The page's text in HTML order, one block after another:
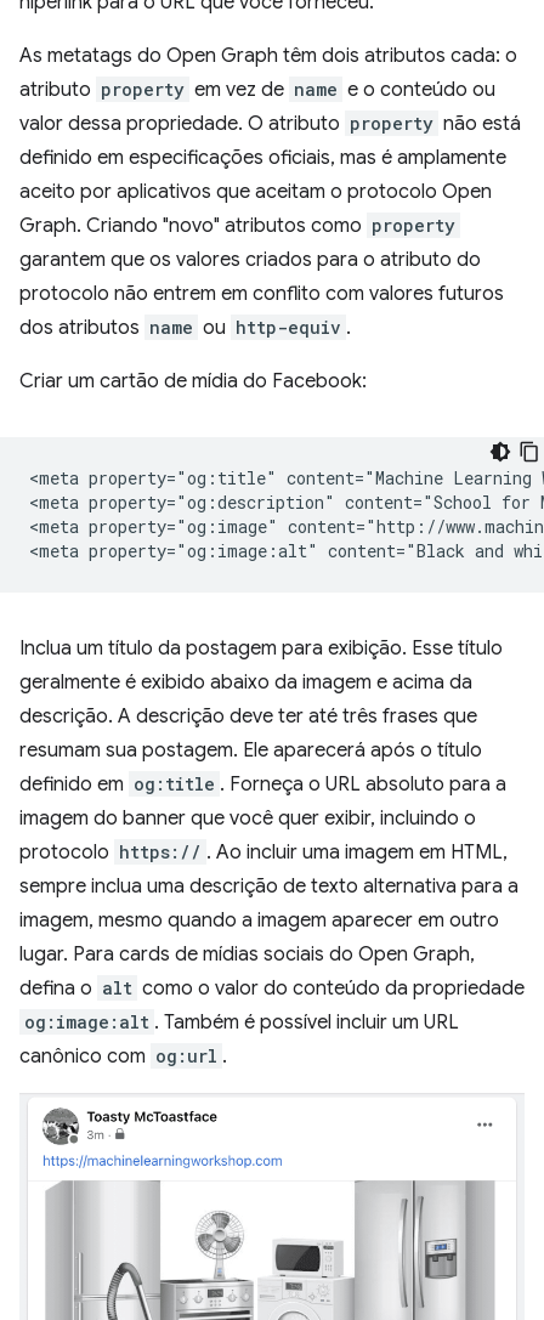
As metatags do Open Graph têm dois atributos cada: o
atributo property em vez de name e o conteúdo ou
valor dessa propriedade. O atributo property não está
definido em especificações oficiais, mas é amplamente
aceito por aplicativos que aceitam o protocolo Open
Graph. Criando "novo" atributos como property
garantem que os valores criados para o atributo do
protocolo não entrem em conflito com valores futuros
dos atributos name ou http-equiv .
Criar um cartão de mídia do Facebook:
<meta property="og:title" content="Machine Learning
<meta property="og:description" content="School for
<meta property="og:image" content="http://
Inclua um título da postagem para exibição. Esse título
geralmente é exibido abaixo da imagem e acima da
descrição. A descrição deve ter até três frases que
resumam sua postagem. Ele aparecerá após o título
definido em og:title . Forneça o URL absoluto para a
imagem do banner que você quer exibir, incluindo o
protocolo https:// . Ao incluir uma imagem em HTML,
sempre inclua uma descrição de texto alternativa para a
imagem, mesmo quando a imagem aparecer em outro
lugar. Para cards de mídias sociais do Open Graph,
defina o alt como o valor do conteúdo da propriedade
og:image:alt . Também é possível incluir um URL
canônico com og:url .